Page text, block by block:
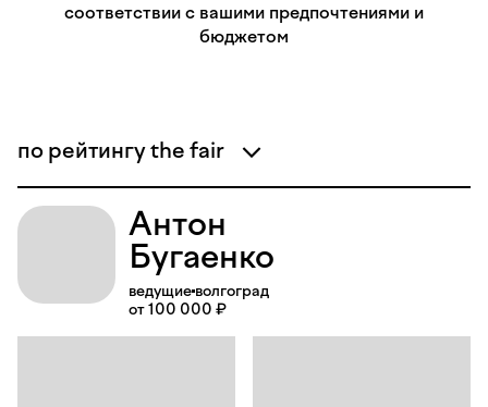
соответствии с вашими предпочтениями и
бюджетом
по рейтингу the fair
Антон
Бугаенко
ведущие волгоград
от 100 000 ₽